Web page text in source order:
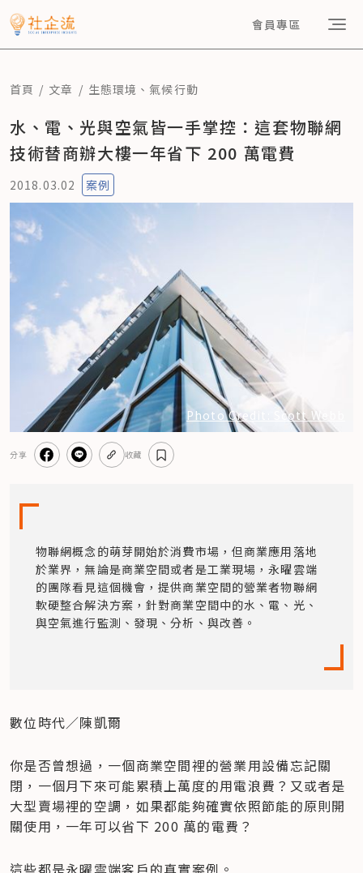
會員專區
首頁 文章 生態環境 、 氣候行動
水、電、光與空氣皆一手掌控：這套物聯網
技術替商辦大樓一年省下 200 萬電費
2018.03.02 案例
Photo Credit: Scott Webb
分享 收藏
物聯網概念的萌芽開始於消費市場，但商業應用落地
於業界，無論是商業空間或者是工業現場，永曜雲端
的團隊看見這個機會，提供商業空間的營業者物聯網
軟硬整合解決方案，針對商業空間中的水、電、光、
與空氣進行監測、發現、分析、與改善。
數位時代／陳凱爾
你是否曾想過，一個商業空間裡的營業用設備忘記關
閉，一個月下來可能累積上萬度的用電浪費？又或者是
大型賣場裡的空調，如果都能夠確實依照節能的原則開
關使用，一年可以省下 200 萬的電費？
這些都是永曜雲端客戶的真實案例。